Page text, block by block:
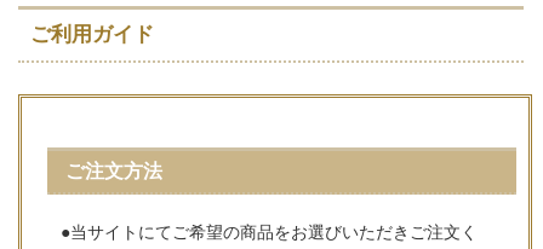
ご利用ガイド
ご注文方法
●当サイトにてご希望の商品をお選びいただきご注文く